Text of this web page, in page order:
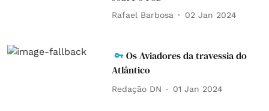
Rafael Barbosa 02 Jan 2024
Os Aviadores da travessia do
Atlântico
Redação DN 01 Jan 2024